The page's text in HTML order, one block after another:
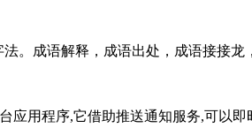
。成语解释，成语出处，成语接接龙
应用程序,它借助推送通知服务,可以